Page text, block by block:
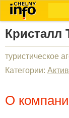
Кристалл
туристическое
Категории:
О